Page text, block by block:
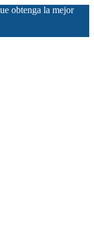
obtenga la mejor